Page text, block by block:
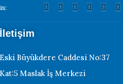
İletişim
Eski Büyükdere Caddesi No:37
Kat:5 Maslak İş Merkezi